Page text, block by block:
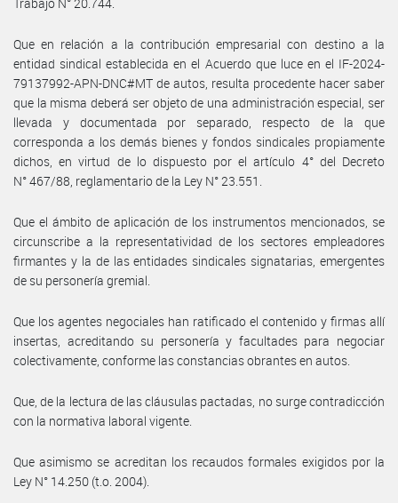
Que en relación a la contribución empresarial con destino a la
entidad sindical establecida en el Acuerdo que luce en el IF-2024-
79137992-APN-DNC#MT de autos, resulta procedente hacer saber
que la misma deberá ser objeto de una administración especial, ser
llevada y documentada por separado, respecto de la que
corresponda a los demás bienes y fondos sindicales propiamente
dichos, en virtud de lo dispuesto por el artículo 4° del Decreto
N° 467/88, reglamentario de la Ley N° 23.551.
Que el ámbito de aplicación de los instrumentos mencionados, se
circunscribe a la representatividad de los sectores empleadores
firmantes y la de las entidades sindicales signatarias, emergentes
de su personería gremial.
Que los agentes negociales han ratificado el contenido y firmas allí
insertas, acreditando su personería y facultades para negociar
colectivamente, conforme las constancias obrantes en autos.
Que, de la lectura de las cláusulas pactadas, no surge contradicción
con la normativa laboral vigente.
Que asimismo se acreditan los recaudos formales exigidos por la
Ley N° 14.250 (t.o. 2004).